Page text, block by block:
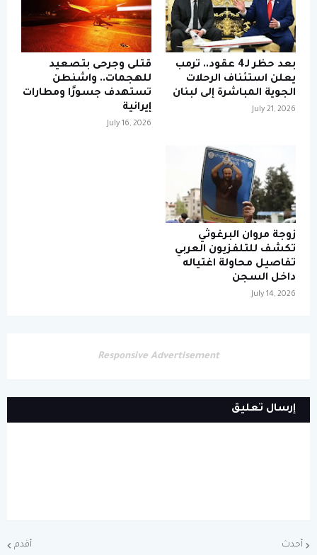
بعد حظر لـ4 عقود.. ترمب
يعلن استئناف الرحلات
الجوية المباشرة إلى لبنان
July 21, 2026
قتلى وجرحى بتصعيد
للهجمات.. واشنطن
تستهدف جسورًا ومطارات
إيرانية
July 16, 2026
زوجة مروان البرغوثي
تكشف للتلفزيون العربي
تفاصيل محاولة اغتياله
داخل السجن
July 14, 2026
Responsive Advertisement
إرسال تعليق
أحدث أقدم